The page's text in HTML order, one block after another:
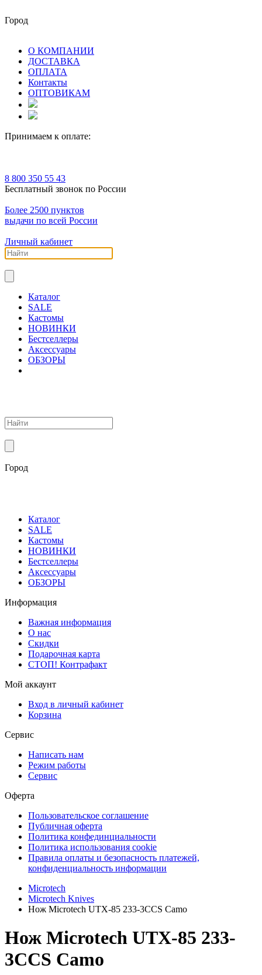
Город
О КОМПАНИИ
ДОСТАВКА
ОПЛАТА
Контакты
ОПТОВИКАМ
Принимаем к оплате:
8 800 350 55 43
Бесплатный звонок по России
Более 2500 пунктов
выдачи по всей России
Личный кабинет
Каталог
SALE
Кастомы
НОВИНКИ
Бестселлеры
Аксессуары
ОБЗОРЫ
Город
Каталог
SALE
Кастомы
НОВИНКИ
Бестселлеры
Аксессуары
ОБЗОРЫ
Информация
Важная информация
О нас
Скидки
Подарочная карта
СТОП! Контрафакт
Мой аккаунт
Вход в личный кабинет
Корзина
Сервис
Написать нам
Режим работы
Сервис
Оферта
Пользовательское соглашение
Публичная оферта
Политика конфединциальности
Политика использования cookie
Правила оплаты и безопасность платежей,
конфиденциальность информации
Microtech
Microtech Knives
Нож Microtech UTX-85 233-3CCS Camo
Нож Microtech UTX-85 233-
3CCS Camo